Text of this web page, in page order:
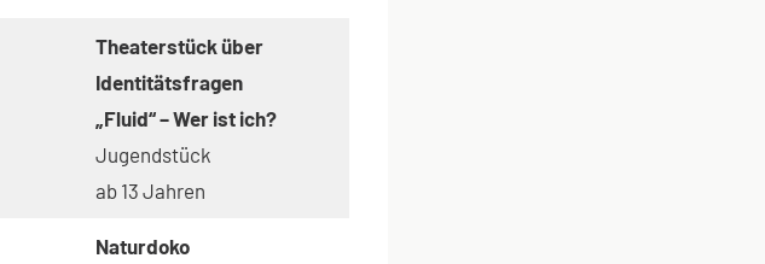
Theaterstück über
Identitätsfragen
„Fluid“ – Wer ist ich?
Jugendstück
ab 13 Jahren
Naturdoko